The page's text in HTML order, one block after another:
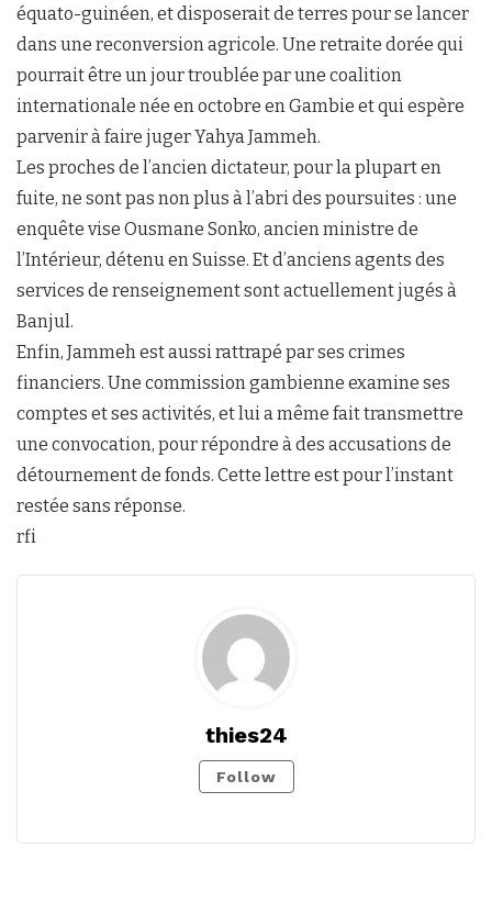
équato-guinéen, et disposerait de terres pour se lancer
dans une reconversion agricole. Une retraite dorée qui
pourrait être un jour troublée par une coalition
internationale née en octobre en Gambie et qui espère
parvenir à faire juger Yahya Jammeh.
Les proches de l’ancien dictateur, pour la plupart en
fuite, ne sont pas non plus à l’abri des poursuites : une
enquête vise Ousmane Sonko, ancien ministre de
l’Intérieur, détenu en Suisse. Et d’anciens agents des
services de renseignement sont actuellement jugés à
Banjul.
Enfin, Jammeh est aussi rattrapé par ses crimes
financiers. Une commission gambienne examine ses
comptes et ses activités, et lui a même fait transmettre
une convocation, pour répondre à des accusations de
détournement de fonds. Cette lettre est pour l’instant
restée sans réponse.
rfi
thies24
Follow